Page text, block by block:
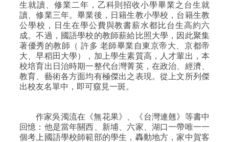
生就讀、修業二年，乙科則招收小學畢業之台生就
讀、修業三年。畢業後，日籍生教小學校，台籍生教
公學校，日生在學公費與教書薪水都比台生高約六
成。不過，國語學校的教師薪給比照大學，因此聚集
著優秀的教師（ 許多 老師畢業自東京帝大、京都帝
大、早稻田大學），加上學生素質高，人才輩出，本
校培育出日治時期一整代台灣菁英，在政治、經濟、
教育、藝術各方面均有極傑出之表現。從上文所列傑
出校友名單中，即可窺見一斑。
作家吳濁流在《無花果》、《台灣連翹》等書中
回憶：他是當年關西、新埔、六家、湖口一帶唯一一
個考上國語學校師範部的學生，轟動地方，家中賀客